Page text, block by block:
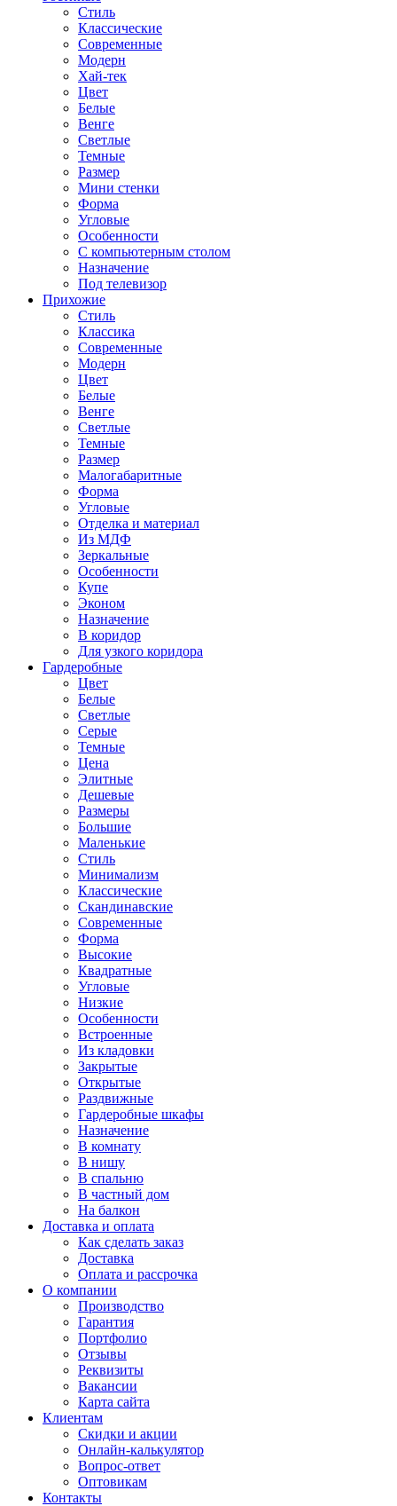
Стиль
Классические
Современные
Модерн
Хай-тек
Цвет
Белые
Венге
Светлые
Темные
Размер
Мини стенки
Форма
Угловые
Особенности
С компьютерным столом
Назначение
Под телевизор
Прихожие
Стиль
Классика
Современные
Модерн
Цвет
Белые
Венге
Светлые
Темные
Размер
Малогабаритные
Форма
Угловые
Отделка и материал
Из МДФ
Зеркальные
Особенности
Купе
Эконом
Назначение
В коридор
Для узкого коридора
Гардеробные
Цвет
Белые
Светлые
Серые
Темные
Цена
Элитные
Дешевые
Размеры
Большие
Маленькие
Стиль
Минимализм
Классические
Скандинавские
Современные
Форма
Высокие
Квадратные
Угловые
Низкие
Особенности
Встроенные
Из кладовки
Закрытые
Открытые
Раздвижные
Гардеробные шкафы
Назначение
В комнату
В нишу
В спальню
В частный дом
На балкон
Доставка и оплата
Как сделать заказ
Доставка
Оплата и рассрочка
О компании
Производство
Гарантия
Портфолио
Отзывы
Реквизиты
Вакансии
Карта сайта
Клиентам
Скидки и акции
Онлайн-калькулятор
Вопрос-ответ
Оптовикам
Контакты